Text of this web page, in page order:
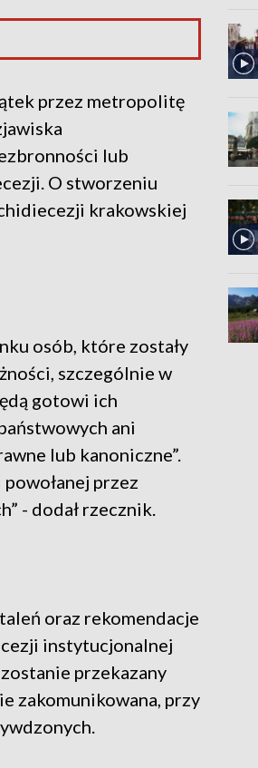
przez metropolitę
lub
O stworzeniu
krakowskiej
osób, które zostały
szczególnie w
gotowi ich
ani
lub kanoniczne”.
przez
- dodał rzecznik.
oraz rekomendacje
instytucjonalnej
przekazany
zakomunikowana, przy